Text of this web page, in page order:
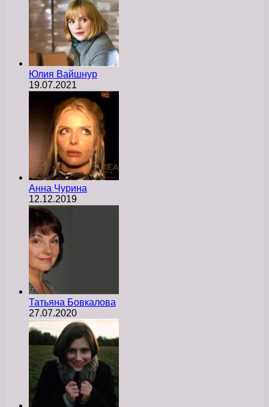
Юлия Вайшнур
19.07.2021
Анна Чурина
12.12.2019
Татьяна Бовкалова
27.07.2020